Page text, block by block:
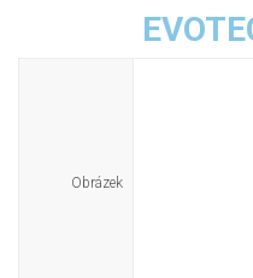
Obrázek